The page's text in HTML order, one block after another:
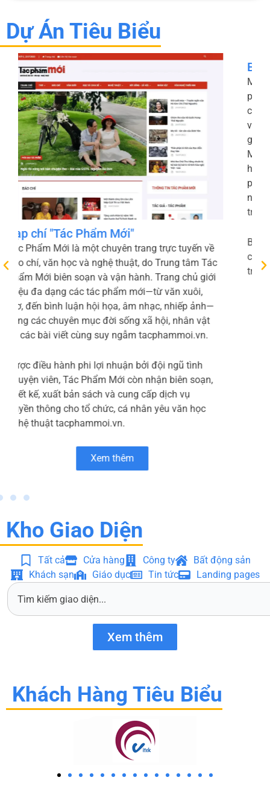
Dự Án Tiêu Biểu
Bao Bì Xanh - Micopak
Micopak.vn là website chính thức của Công ty Cổ
phần Micopak – thành viên của HLC Việt Nam –
chuyên cung cấp các giải pháp bao bì giấy bền
vững như túi giấy, thanh nẹp góc, bao bì đóng
gói và bao bì thương mại điện tử. Trang chủ “Về
Micopak” giới thiệu tôn chỉ kết hợp công nghệ
hiện đại với tinh thần sáng tạo để tạo ra sản
phẩm chất lượng cao, đồng thời ưu tiên sử dụng
nguyên liệu thân thiện với môi trường và quy
trình sản xuất xanh Micopak.
Bên cạnh danh mục sản phẩm đa dạng, Micopak
còn nhấn mạnh các ưu điểm như giá thành cạnh
tranh nhờ dây chuyền tự động
Xem thêm
Kho Giao Diện
Tất cả Cửa hàng Công ty
Bất động sản
Khách sạn
Giáo dục Tin tức Landing pages
S
Xem thêm
Khách Hàng Tiêu Biểu